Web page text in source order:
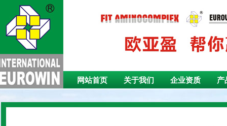
网站首页 关于我们 企业资质 产